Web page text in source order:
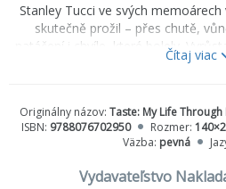
Stanley Tucci ve svých
skutečně prožil – přes chutě,
natáčení i chvíle, které bolely.
kde jídlo znamenalo víc než jen
V knize se prolínají vzpomínky
natáčení filmů, slavné osobnosti i
píše s lehkostí, humorem a
Čítaj viac
Originálny názov: Taste: My Life
ISBN: 9788076702950 Rozmer:
Väzba: pevná
Vydavateľstvo